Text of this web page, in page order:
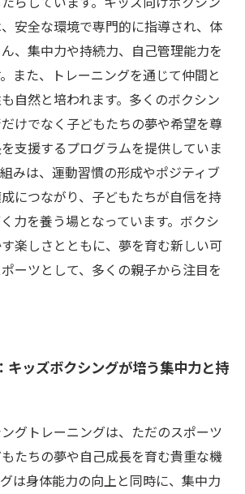
前進！キッズボクシングが教える
安全な環境で専門的に指導され、体
、集中力や持続力、自己管理能力を
また、トレーニングを通じて仲間と
自然と培われます。多くのボクシン
けでなく子どもたちの夢や希望を尊
支援するプログラムを提供していま
みは、運動習慣の形成やポジティブ
につながり、子どもたちが自信を持
力を養う場となっています。ボクシ
楽しさとともに、夢を育む新しい可
ーツとして、多くの親子から注目を
キッズボクシングが培う集中力と持
グトレーニングは、ただのスポーツ
たちの夢や自己成長を育む貴重な機
は身体能力の向上と同時に、集中力